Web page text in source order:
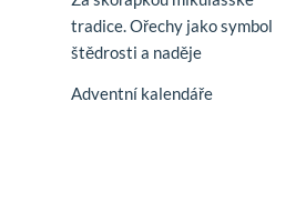
tradice. Ořechy jako symbol
štědrosti a naděje
Adventní kalendáře